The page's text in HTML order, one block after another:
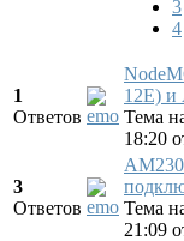
3
4
1
Ответов
12E) и
Тема
18:20
3
Ответов
Тема
21:09